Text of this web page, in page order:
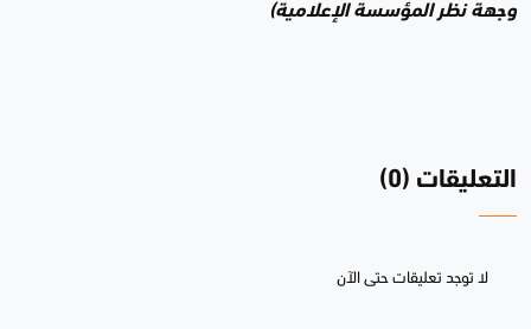
وجهة نظر المؤسسة الإعلامية)
التعليقات (0)
لا توجد تعليقات حتى الآن